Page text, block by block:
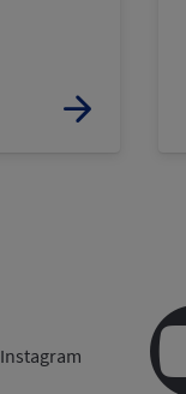
Instagram